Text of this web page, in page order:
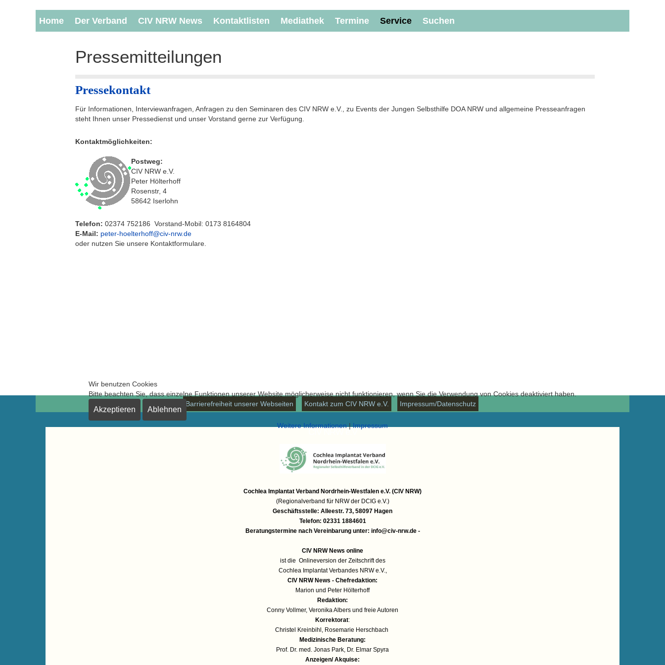
Home Der Verband CIV NRW News Kontaktlisten Mediathek Termine Service Suchen
Pressemitteilungen
Pressekontakt
Für Informationen, Interviewanfragen, Anfragen zu den Seminaren des CIV NRW e.V., zu Events der Jungen Selbsthilfe DOA NRW und allgemeine Presseanfragen
steht Ihnen unser Pressedienst und unser Vorstand gerne zur Verfügung.
Kontaktmöglichkeiten:
Postweg:
CIV NRW e.V.
Peter Hölterhoff
Rosenstr, 4
58642 Iserlohn
Telefon: 02374 752186 Vorstand-Mobil: 0173 8164804
E-Mail: peter-hoelterhoff@civ-nrw.de
oder nutzen Sie unsere Kontaktformulare.
Barrierefreiheit unserer Webseiten Kontakt zum CIV NRW e.V. Impressum/Datenschutz
CIV NRW e.V
Cochlea Implantat Verband Nordrhein-Westfalen e.V. (CIV NRW)
(Regionalverband für NRW der DCIG e.V.)
Geschäftsstelle: Alleestr. 73, 58097 Hagen
Telefon: 02331 1884601
Beratungstermine nach Vereinbarung unter: info@civ-nrw.de-
CIV NRW News online
ist die Onlineversion der Zeitschrift des
Cochlea Implantat Verbandes NRW e.V.,
CIV NRW News - Chefredaktion:
Marion und Peter Hölterhoff
Redaktion:
Conny Vollmer, Veronika Albers und freie Autoren
Korrektorat:
Christel Kreinbihl, Rosemarie Herschbach
Medizinische Beratung:
Prof. Dr. med. Jonas Park, Dr. Elmar Spyra
Anzeigen/ Akquise:
Wir benutzen Cookies
Bitte beachten Sie, dass einzelne Funktionen unserer Website möglicherweise nicht funktionieren, wenn Sie die Verwendung von Cookies deaktiviert haben.
Akzeptieren Ablehnen
Weitere Informationen|Impressum